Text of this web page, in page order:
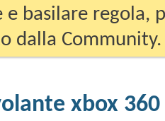
e basilare regola,
dalla Community.
xbox